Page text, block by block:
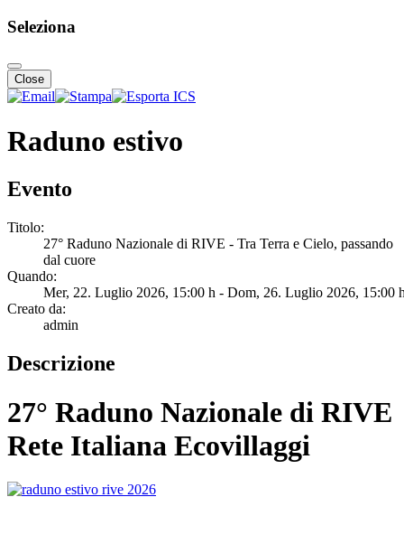
Seleziona
Close
Raduno estivo
Evento
Titolo:
27° Raduno Nazionale di RIVE - Tra Terra e Cielo, passando
dal cuore
Quando:
Mer, 22. Luglio 2026, 15:00 h - Dom, 26. Luglio 2026, 15:00
Creato da:
admin
Descrizione
27° Raduno Nazionale di RIVE
Rete Italiana Ecovillaggi